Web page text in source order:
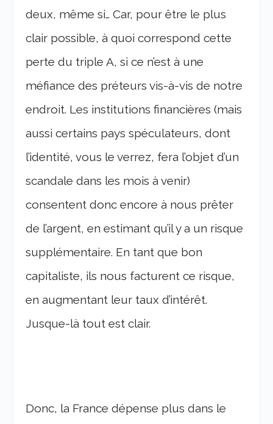
deux, même si… Car, pour être le plus
clair possible, à quoi correspond cette
perte du triple A, si ce n’est à une
méfiance des préteurs vis-à-vis de notre
endroit. Les institutions financières (mais
aussi certains pays spéculateurs, dont
l’identité, vous le verrez, fera l’objet d’un
scandale dans les mois à venir)
consentent donc encore à nous prêter
de l’argent, en estimant qu’il y a un risque
supplémentaire. En tant que bon
capitaliste, ils nous facturent ce risque,
en augmentant leur taux d’intérêt.
Jusque-là tout est clair.
Donc, la France dépense plus dans le